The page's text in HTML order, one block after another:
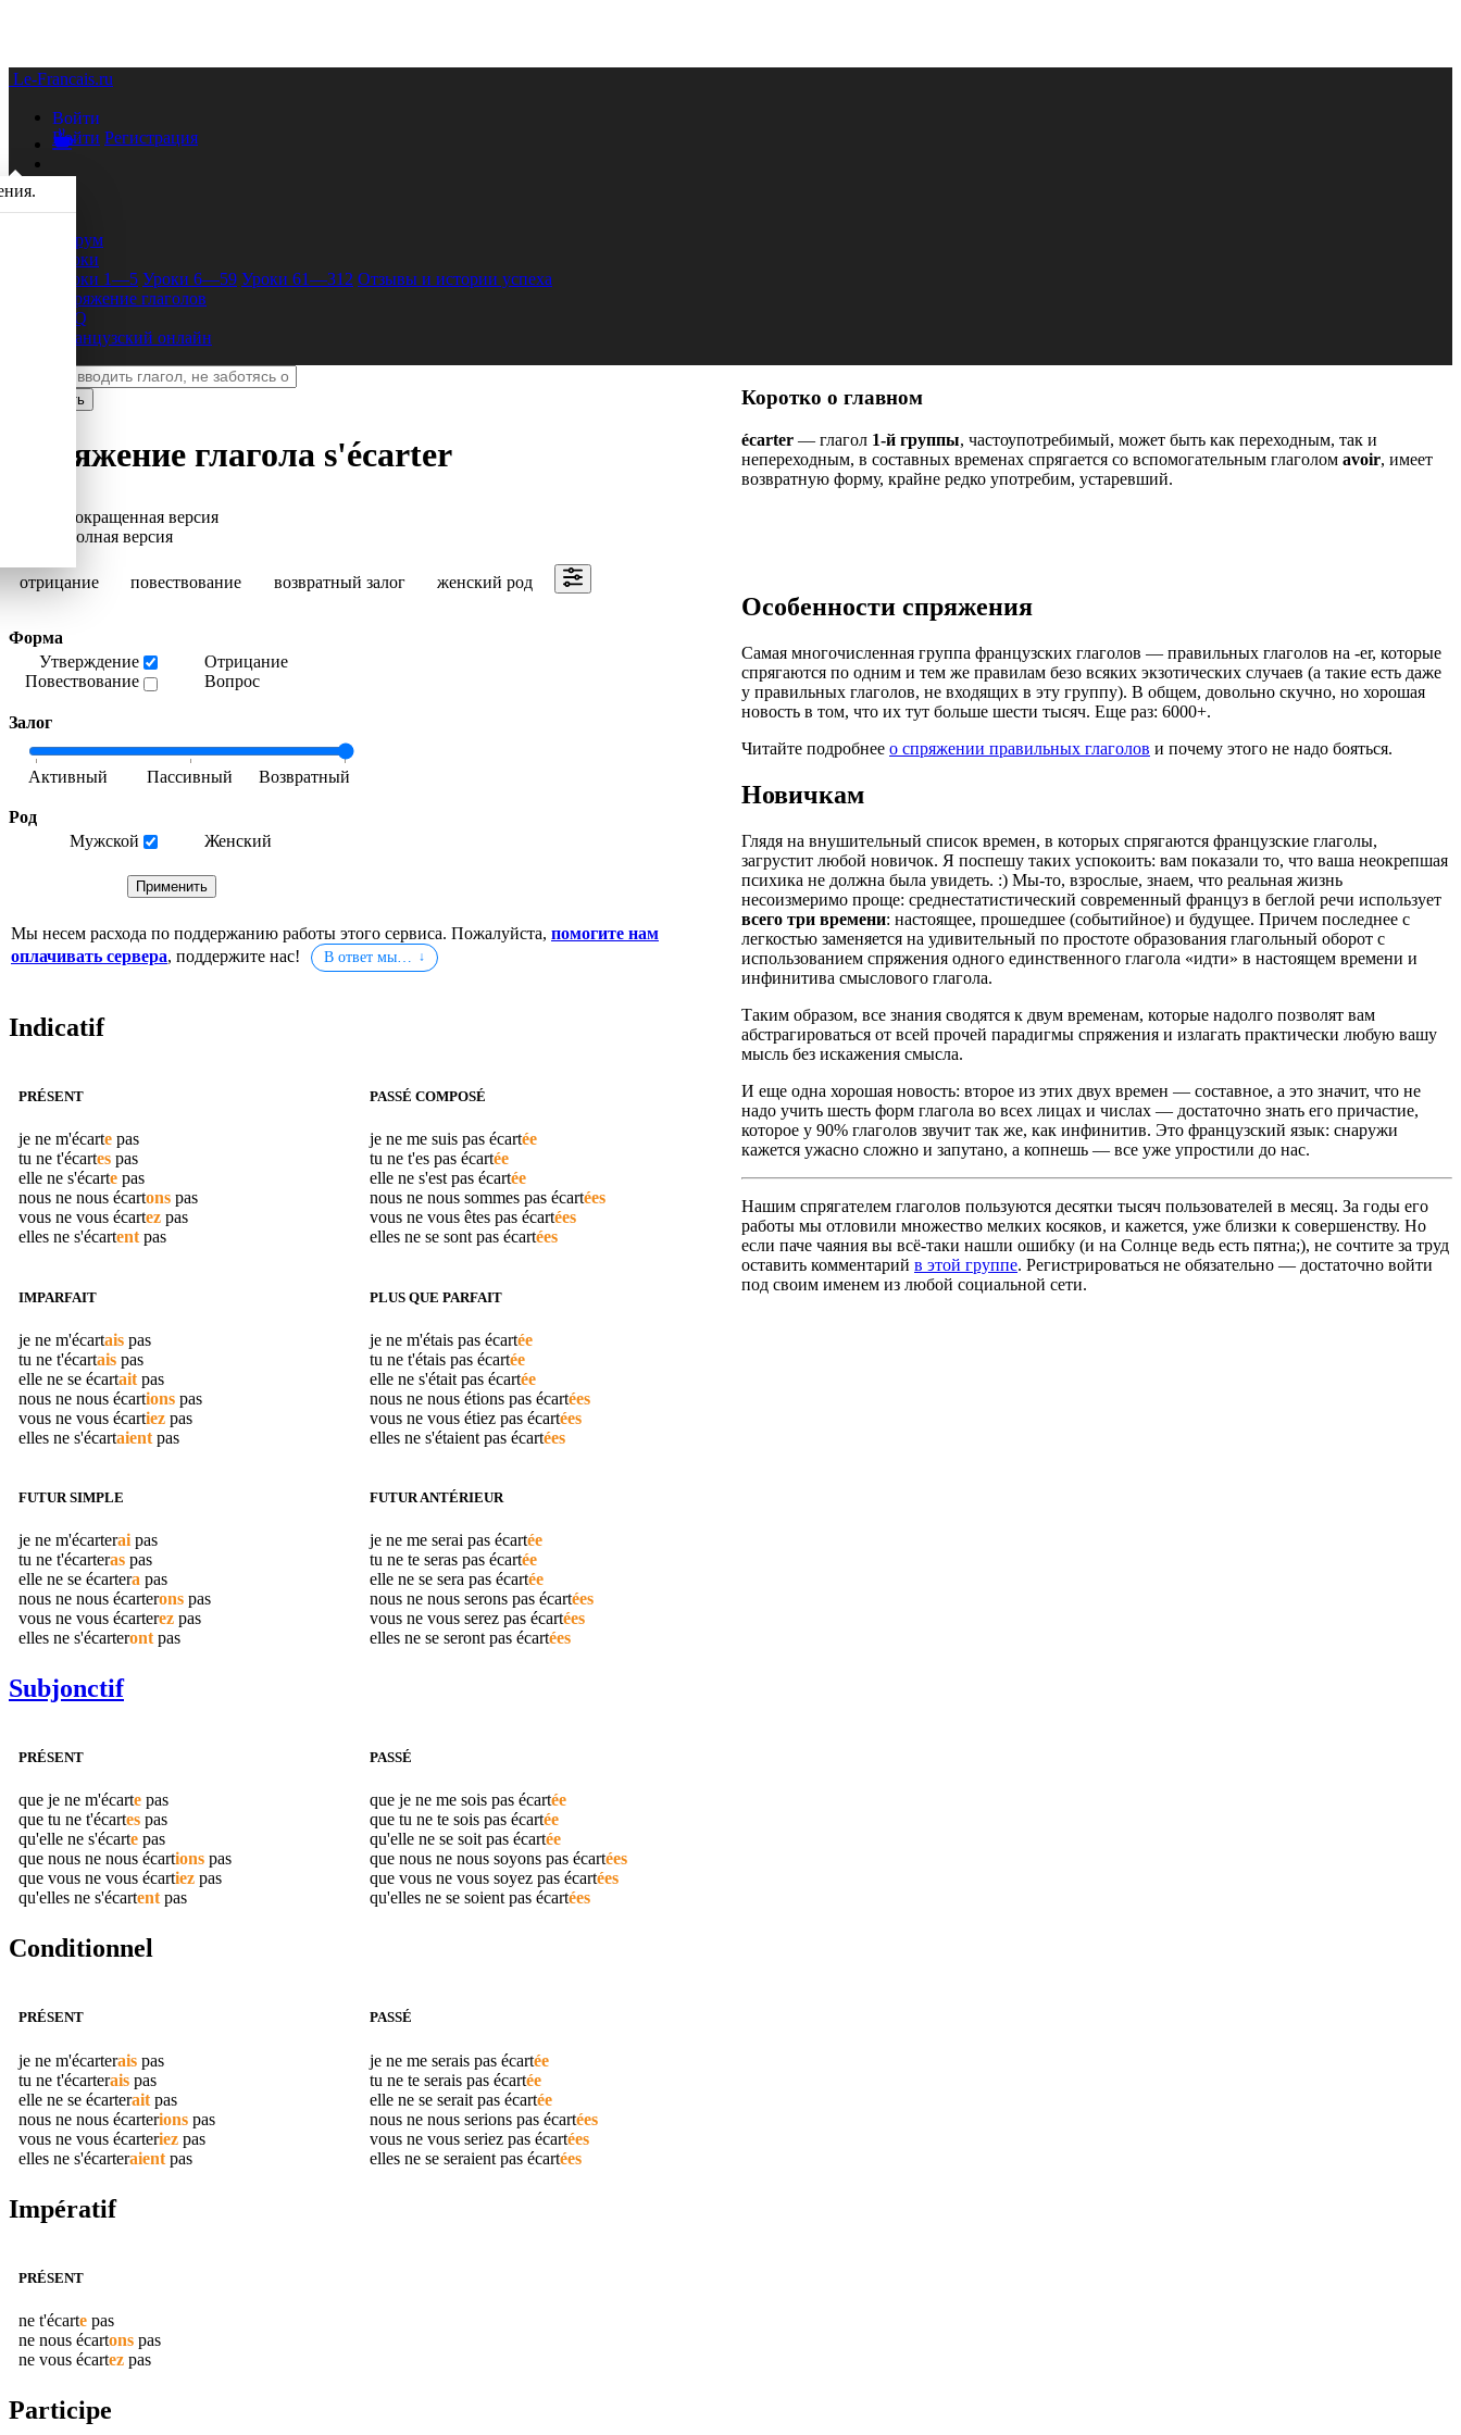
Le-Francais.ru
Войти
Войти Регистрация
Форум
Уроки
Уроки 1—5 Уроки 6—59 Уроки 61—312 Отзывы и истории успеха
Спряжение глаголов
FAQ
Французский онлайн
Спряжение глагола s'écarter
Сокращенная версия
Полная версия
отрицание повествование возвратный залог женский род
Форма
Утверждение
Повествование
Отрицание
Вопрос
Залог
Род
Мужской
Женский
Мы несем расхода по поддержанию работы этого сервиса. Пожалуйста, помогите нам
оплачивать сервера, поддержите нас! В ответ мы…
Indicatif
PRÉSENT
je ne m'écarte pas
tu ne t'écartes pas
elle ne s'écarte pas
nous ne nous écartons pas
vous ne vous écartez pas
elles ne s'écartent pas
PASSÉ COMPOSÉ
je ne me suis pas écartée
tu ne t'es pas écartée
elle ne s'est pas écartée
nous ne nous sommes pas écartées
vous ne vous êtes pas écartées
elles ne se sont pas écartées
IMPARFAIT
je ne m'écartais pas
tu ne t'écartais pas
elle ne se écartait pas
nous ne nous écartions pas
vous ne vous écartiez pas
elles ne s'écartaient pas
PLUS QUE PARFAIT
je ne m'étais pas écartée
tu ne t'étais pas écartée
elle ne s'était pas écartée
nous ne nous étions pas écartées
vous ne vous étiez pas écartées
elles ne s'étaient pas écartées
FUTUR SIMPLE
je ne m'écarterai pas
tu ne t'écarteras pas
elle ne se écartera pas
nous ne nous écarterons pas
vous ne vous écarterez pas
elles ne s'écarteront pas
FUTUR ANTÉRIEUR
je ne me serai pas écartée
tu ne te seras pas écartée
elle ne se sera pas écartée
nous ne nous serons pas écartées
vous ne vous serez pas écartées
elles ne se seront pas écartées
Subjonctif
PRÉSENT
que je ne m'écarte pas
que tu ne t'écartes pas
qu'elle ne s'écarte pas
que nous ne nous écartions pas
que vous ne vous écartiez pas
qu'elles ne s'écartent pas
PASSÉ
que je ne me sois pas écartée
que tu ne te sois pas écartée
qu'elle ne se soit pas écartée
que nous ne nous soyons pas écartées
que vous ne vous soyez pas écartées
qu'elles ne se soient pas écartées
Conditionnel
PRÉSENT
je ne m'écarterais pas
tu ne t'écarterais pas
elle ne se écarterait pas
nous ne nous écarterions pas
vous ne vous écarteriez pas
elles ne s'écarteraient pas
PASSÉ
je ne me serais pas écartée
tu ne te serais pas écartée
elle ne se serait pas écartée
nous ne nous serions pas écartées
vous ne vous seriez pas écartées
elles ne se seraient pas écartées
Impératif
PRÉSENT
ne t'écarte pas
ne nous écartons pas
ne vous écartez pas
Participe
Коротко о главном
écarter — глагол 1-й группы, частоупотребимый, может быть как переходным, так и
непереходным, в составных временах спрягается со вспомогательным глаголом avoir, имеет
возвратную форму, крайне редко употребим, устаревший.
Особенности спряжения
Самая многочисленная группа французских глаголов — правильных глаголов на -er, которые
спрягаются по одним и тем же правилам безо всяких экзотических случаев (а такие есть даже
у правильных глаголов, не входящих в эту группу). В общем, довольно скучно, но хорошая
новость в том, что их тут больше шести тысяч. Еще раз: 6000+.
Читайте подробнее о спряжении правильных глаголов и почему этого не надо бояться.
Новичкам
Глядя на внушительный список времен, в которых спрягаются французские глаголы,
загрустит любой новичок. Я поспешу таких успокоить: вам показали то, что ваша неокрепшая
психика не должна была увидеть. :) Мы-то, взрослые, знаем, что реальная жизнь
несоизмеримо проще: среднестатистический современный француз в беглой речи использует
всего три времени: настоящее, прошедшее (событийное) и будущее. Причем последнее с
легкостью заменяется на удивительный по простоте образования глагольный оборот с
использованием спряжения одного единственного глагола «идти» в настоящем времени и
инфинитива смыслового глагола.
Таким образом, все знания сводятся к двум временам, которые надолго позволят вам
абстрагироваться от всей прочей парадигмы спряжения и излагать практически любую вашу
мысль без искажения смысла.
И еще одна хорошая новость: второе из этих двух времен — составное, а это значит, что не
надо учить шесть форм глагола во всех лицах и числах — достаточно знать его причастие,
которое у 90% глаголов звучит так же, как инфинитив. Это французский язык: снаружи
кажется ужасно сложно и запутано, а копнешь — все уже упростили до нас.
Нашим спрягателем глаголов пользуются десятки тысяч пользователей в месяц. За годы его
работы мы отловили множество мелких косяков, и кажется, уже близки к совершенству. Но
если паче чаяния вы всё-таки нашли ошибку (и на Солнце ведь есть пятна;), не сочтите за труд
оставить комментарий в этой группе. Регистрироваться не обязательно — достаточно войти
под своим именем из любой социальной сети.